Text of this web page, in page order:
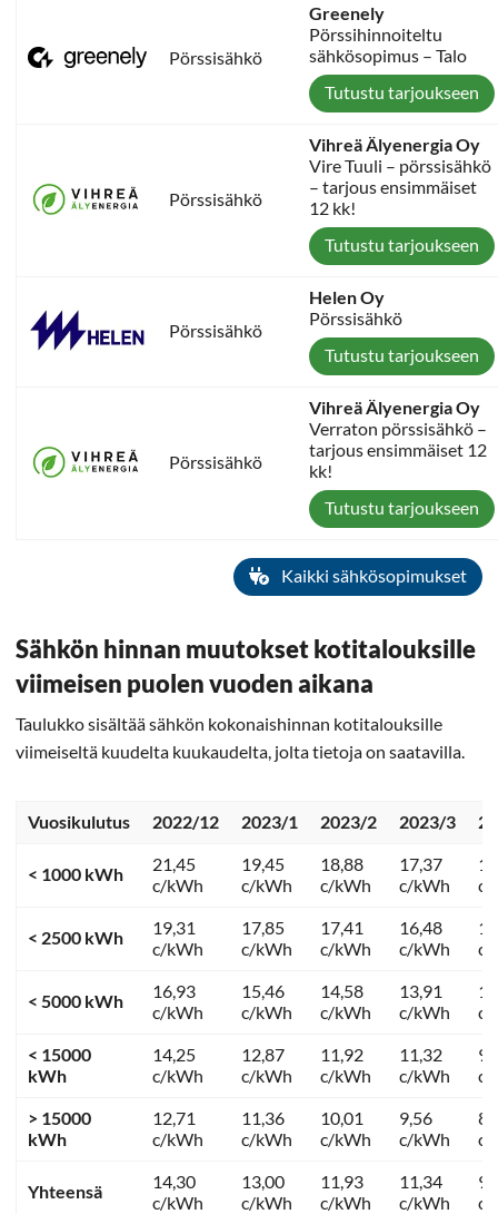
Pörssisähkö
Greenely
Pörssihinnoiteltu
sähkösopimus – Talo
Tutustu tarjoukseen
Pörssisähkö
Vihreä Älyenergia Oy
Vire Tuuli – pörssisähkö
– tarjous ensimmäiset
12 kk!
Tutustu tarjoukseen
Pörssisähkö
Helen Oy
Pörssisähkö
Tutustu tarjoukseen
Pörssisähkö
Vihreä Älyenergia Oy
Verraton pörssisähkö –
tarjous ensimmäiset 12
kk!
Tutustu tarjoukseen
Kaikki sähkösopimukset
Sähkön hinnan muutokset kotitalouksille
viimeisen puolen vuoden aikana
Taulukko sisältää sähkön kokonaishinnan kotitalouksille
viimeiseltä kuudelta kuukaudelta, jolta tietoja on saatavilla.
Vuosikulutus 2022/12 2023/1 2023/2 2023/3
< 1000 kWh
21,45
c/kWh
19,45
c/kWh
18,88
c/kWh
17,37
c/kWh
c/
< 2500 kWh
19,31
c/kWh
17,85
c/kWh
17,41
c/kWh
16,48
c/kWh
c/
< 5000 kWh
16,93
c/kWh
15,46
c/kWh
14,58
c/kWh
13,91
c/kWh
c/
< 15000
kWh
14,25
c/kWh
12,87
c/kWh
11,92
c/kWh
11,32
c/kWh
c/
> 15000
kWh
12,71
c/kWh
11,36
c/kWh
10,01
c/kWh
9,56
c/kWh
c/
Yhteensä
14,30
c/kWh
13,00
c/kWh
11,93
c/kWh
11,34
c/kWh
c/